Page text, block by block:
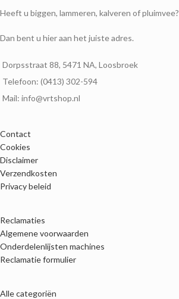
Heeft u biggen, lammeren, kalveren of pluimvee?
Dan bent u hier aan het juiste adres.
Dorpsstraat 88, 5471 NA, Loosbroek
Telefoon: (0413) 302-594
Mail: info@vrtshop.nl
Contact
Cookies
Disclaimer
Verzendkosten
Privacy beleid
Reclamaties
Algemene voorwaarden
Onderdelenlijsten machines
Reclamatie formulier
Alle categoriën